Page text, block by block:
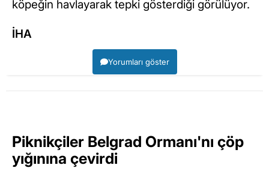
köpeğin havlayarak tepki gösterdiği görülüyor.
İHA
Yorumları göster
Piknikçiler Belgrad Ormanı'nı çöp
yığınına çevirdi